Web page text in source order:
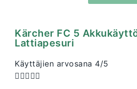
Kärcher FC 5
Lattiapesuri
Käyttäjien arvosana 4/5
  